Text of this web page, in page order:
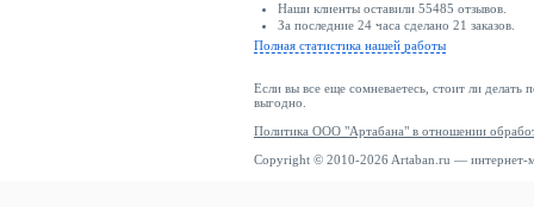
Наши клиенты оставили 55485 отзывов.
За последние 24 часа сделано 21 заказов.
Полная статистика нашей работы
Если вы все еще сомневаетесь, стоит ли делать
выгодно.
Политика ООО "Артабана" в отношении
Copyright © 2010-2026 Artaban.ru — интернет-